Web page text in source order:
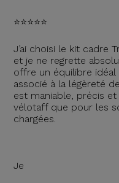
⭐️⭐️⭐️⭐️⭐️
J’ai choisi le kit cadre
et je ne regrette
offre un équilibre
associé à la légèreté
est maniable, précis
vélotaff que pour les
chargées.
Je